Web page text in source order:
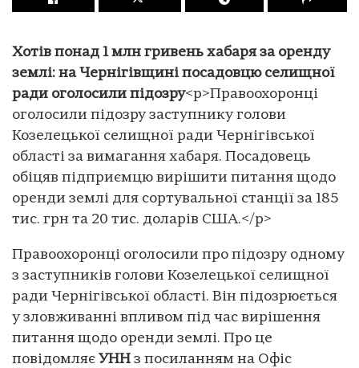
Хотів понад 1 млн гривень хабаря за оренду
землі: на Чернігівщині посадовцю селищної
ради оголосили підозру<p>Правоохоронці
оголосили підозру заступнику голови
Козелецької селищної ради Чернігівської
області за вимагання хабаря. Посадовець
обіцяв підприємцю вирішити питання щодо
оренди землі для сортувальної станції за 185
тис. грн та 20 тис. доларів США.</p>
Правоохоронці оголосили про підозру одному
з заступників голови Козелецької селищної
ради Чернігівської області. Він підозрюється
у зловживанні впливом під час вирішення
питання щодо оренди землі. Про це
повідомляє УНН з посиланням на Офіс